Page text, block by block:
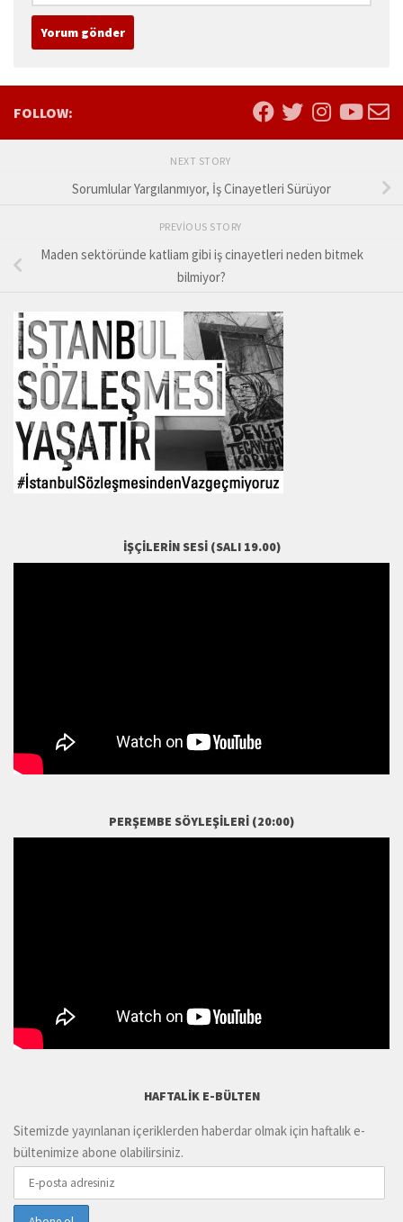
FOLLOW:
NEXT STORY
Sorumlular Yargılanmıyor, İş Cinayetleri Sürüyor
PREVIOUS STORY
Maden sektöründe katliam gibi iş cinayetleri neden bitmek
bilmiyor?
İŞÇILERIN SESI (SALI 19.00)
PERŞEMBE SÖYLEŞILERI (20:00)
HAFTALIK E-BÜLTEN
Sitemizde yayınlanan içeriklerden haberdar olmak için haftalık e-
bültenimize abone olabilirsiniz.